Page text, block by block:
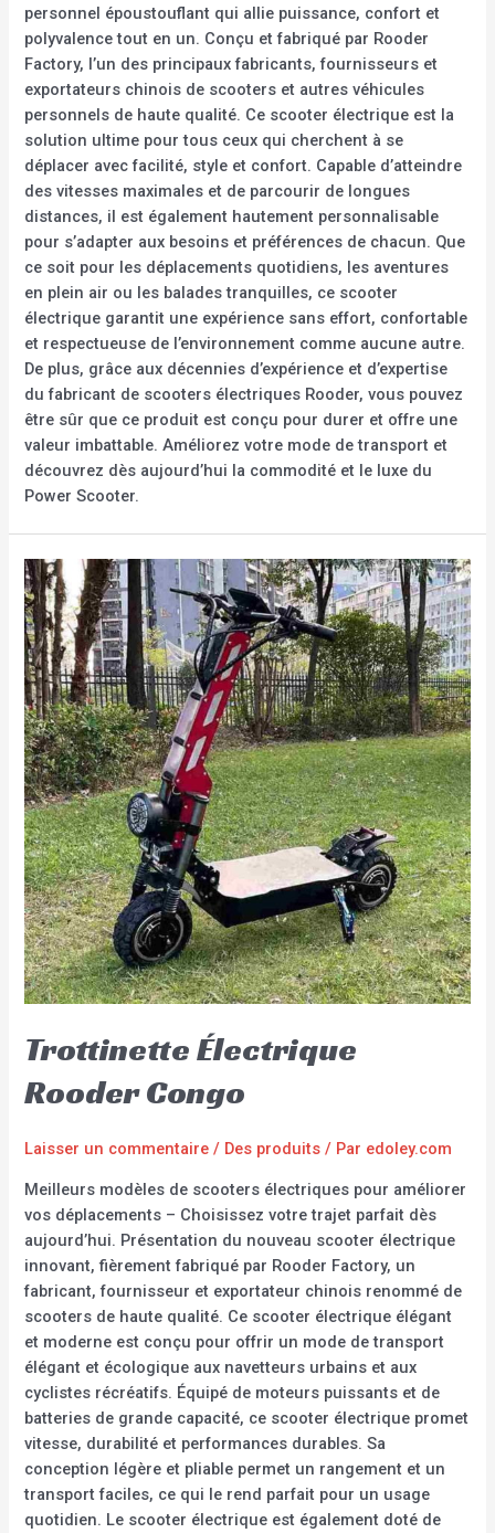
personnel époustouflant qui allie puissance, confort et
polyvalence tout en un. Conçu et fabriqué par Rooder
Factory, l’un des principaux fabricants, fournisseurs et
exportateurs chinois de scooters et autres véhicules
personnels de haute qualité. Ce scooter électrique est la
solution ultime pour tous ceux qui cherchent à se
déplacer avec facilité, style et confort. Capable d’atteindre
des vitesses maximales et de parcourir de longues
distances, il est également hautement personnalisable
pour s’adapter aux besoins et préférences de chacun. Que
ce soit pour les déplacements quotidiens, les aventures
en plein air ou les balades tranquilles, ce scooter
électrique garantit une expérience sans effort, confortable
et respectueuse de l’environnement comme aucune autre.
De plus, grâce aux décennies d’expérience et d’expertise
du fabricant de scooters électriques Rooder, vous pouvez
être sûr que ce produit est conçu pour durer et offre une
valeur imbattable. Améliorez votre mode de transport et
découvrez dès aujourd’hui la commodité et le luxe du
Power Scooter.
Trottinette Électrique
Rooder Congo
Laisser un commentaire / Des produits / Par edoley.com
Meilleurs modèles de scooters électriques pour améliorer
vos déplacements – Choisissez votre trajet parfait dès
aujourd’hui. Présentation du nouveau scooter électrique
innovant, fièrement fabriqué par Rooder Factory, un
fabricant, fournisseur et exportateur chinois renommé de
scooters de haute qualité. Ce scooter électrique élégant
et moderne est conçu pour offrir un mode de transport
élégant et écologique aux navetteurs urbains et aux
cyclistes récréatifs. Équipé de moteurs puissants et de
batteries de grande capacité, ce scooter électrique promet
vitesse, durabilité et performances durables. Sa
conception légère et pliable permet un rangement et un
transport faciles, ce qui le rend parfait pour un usage
quotidien. Le scooter électrique est également doté de